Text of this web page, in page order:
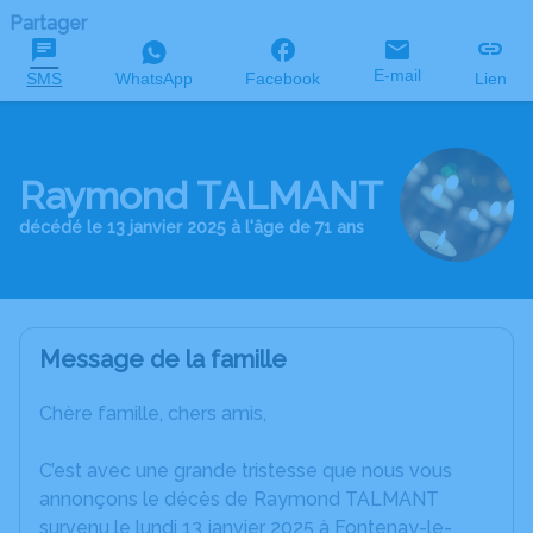
Partager
SMS WhatsApp Facebook E-mail Lien
Raymond TALMANT
décédé le 13 janvier 2025 à l'âge de 71 ans
Message de la famille
Chère famille, chers amis,
C’est avec une grande tristesse que nous vous
annonçons le décès de Raymond TALMANT
survenu le lundi 13 janvier 2025 à Fontenay-le-